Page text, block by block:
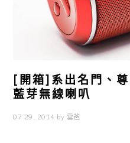
[開箱]系出名門、
藍芽無線喇叭
07 29, 2014 by 雲爸